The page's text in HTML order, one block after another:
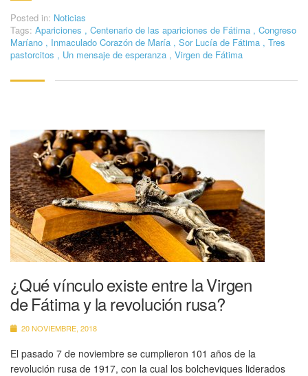
Posted in: Noticias
Tags: Apariciones , Centenario de las apariciones de Fátima , Congreso
Maríano , Inmaculado Corazón de María , Sor Lucía de Fátima , Tres
pastorcitos , Un mensaje de esperanza , Virgen de Fátima
¿Qué vínculo existe entre la Virgen
de Fátima y la revolución rusa?
20 NOVIEMBRE, 2018
El pasado 7 de noviembre se cumplieron 101 años de la
revolución rusa de 1917, con la cual los bolcheviques liderados